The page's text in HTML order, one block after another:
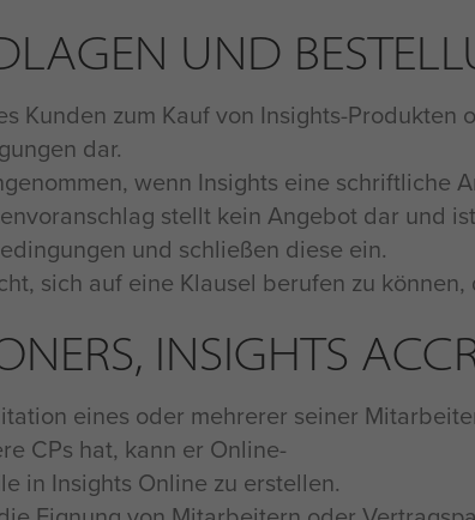
UND
Kunden zum Kauf von Insights-Produkten
dar.
wenn Insights eine
stellt kein Angebot dar
und schließen diese ein.
sich auf eine Klausel berufen zu
INSIGHTS
eines oder mehrerer seiner
CPs hat, kann er Online-
in Insights Online zu erstellen.